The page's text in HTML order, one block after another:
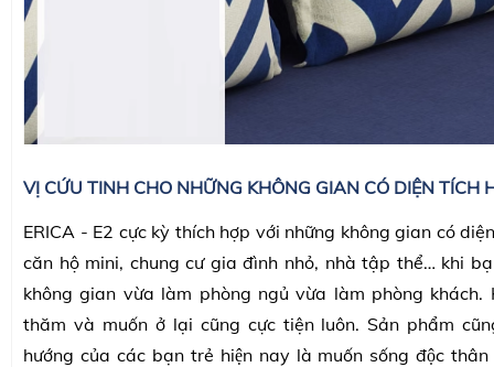
VỊ CỨU TINH CHO NHỮNG KHÔNG GIAN CÓ DIỆN TÍCH
ERICA - E2 cực kỳ thích hợp với những không gian có
căn hộ mini, chung cư gia đình nhỏ, nhà tập thể… khi
không gian vừa làm phòng ngủ vừa làm phòng khách.
thăm và muốn ở lại cũng cực tiện luôn. Sản phẩm
hướng của các bạn trẻ hiện nay là muốn sống độc